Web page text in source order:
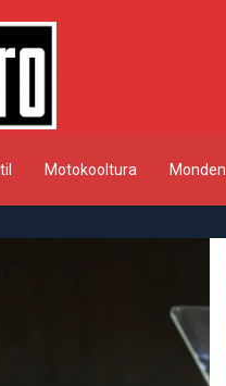
Motokooltura Monden